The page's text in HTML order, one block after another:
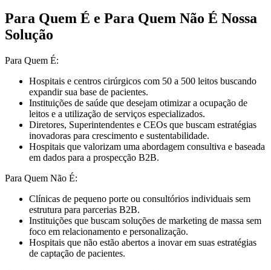
Para Quem É e Para Quem Não É Nossa
Solução
Para Quem É:
Hospitais e centros cirúrgicos com 50 a 500 leitos buscando
expandir sua base de pacientes.
Instituições de saúde que desejam otimizar a ocupação de
leitos e a utilização de serviços especializados.
Diretores, Superintendentes e CEOs que buscam estratégias
inovadoras para crescimento e sustentabilidade.
Hospitais que valorizam uma abordagem consultiva e baseada
em dados para a prospecção B2B.
Para Quem Não É:
Clínicas de pequeno porte ou consultórios individuais sem
estrutura para parcerias B2B.
Instituições que buscam soluções de marketing de massa sem
foco em relacionamento e personalização.
Hospitais que não estão abertos a inovar em suas estratégias
de captação de pacientes.